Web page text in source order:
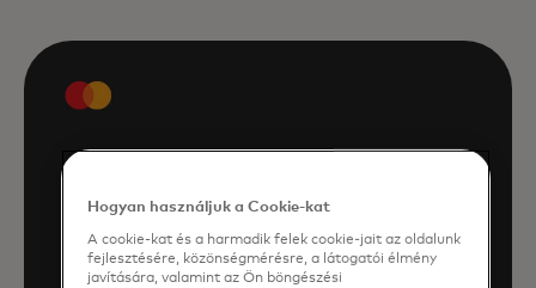
Hogyan használjuk a Cookie-kat
A cookie-kat és a harmadik felek cookie-jait az oldalunk
fejlesztésére, közönségmérésre, a látogatói élmény
javítására, valamint az Ön böngészési